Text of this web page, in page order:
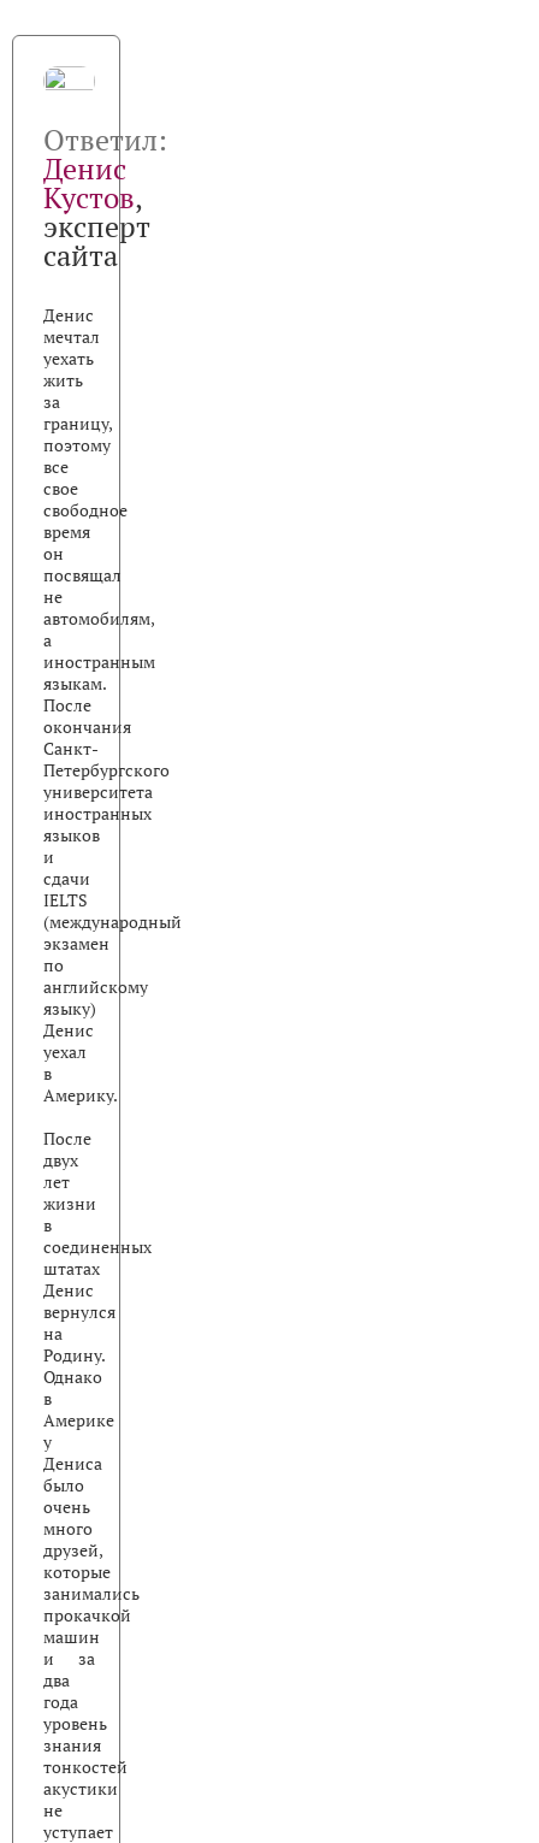
Ответил:
Денис
Кустов,
эксперт
сайта
Денис
мечтал
уехать
жить
за
границу,
поэтому
все
свое
свободное
время
он
посвящал
не
автомобилям,
а
иностранным
языкам.
После
окончания
Санкт-
Петербургского
университета
иностранных
языков
и
сдачи
IELTS
(международный
экзамен
по
английскому
языку)
Денис
уехал
в
Америку.
После
двух
лет
жизни
в
соединенных
штатах
Денис
вернулся
на
Родину.
Однако
в
Америке
у
Дениса
было
очень
много
друзей,
которые
занимались
прокачкой
машин
и за
два
года
уровень
знания
тонкостей
акустики
не
уступает